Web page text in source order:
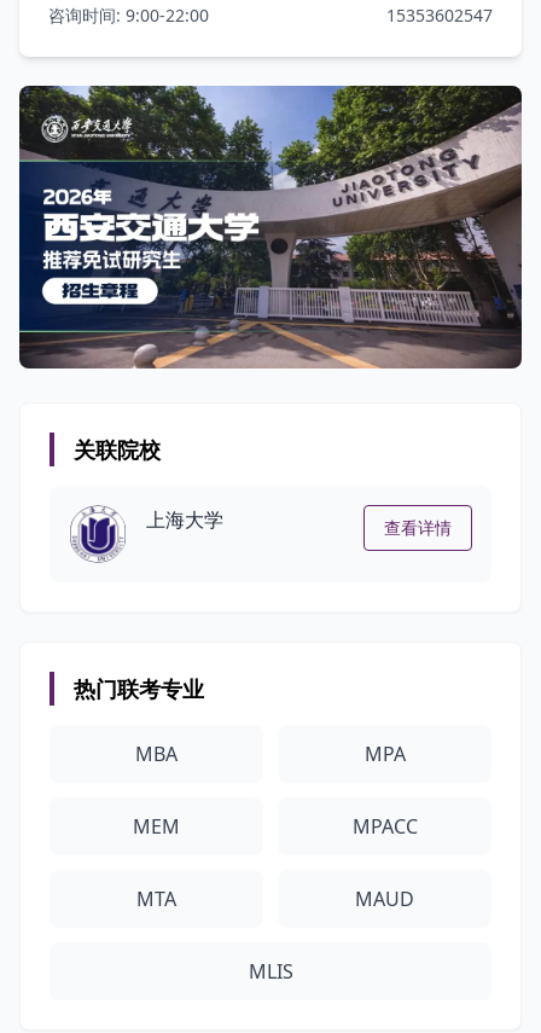
咨询时间: 9:00-22:00 15353602547
关联院校
上海大学 查看详情
热门联考专业
MBA MPA
MEM MPACC
MTA MAUD
MLIS